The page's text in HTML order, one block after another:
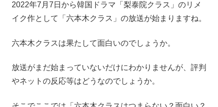
2022年7月7日から韓国ドラマ「梨泰院クラス」のリメ
イク作として「六本木クラス」の放送が始まりますね。
六本木クラスは果たして面白いのでしょうか。
放送がまだ始まっていないだけにわかりませんが、評判
やネットの反応等はどうなのでしょうか。